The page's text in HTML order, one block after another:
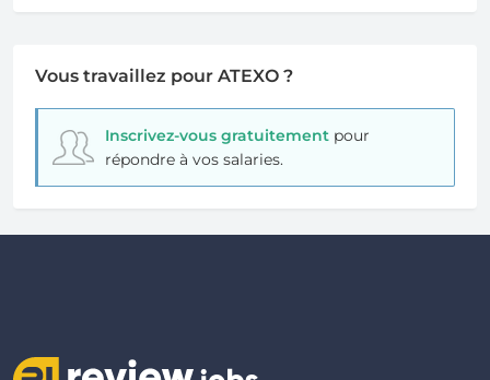
Vous travaillez pour ATEXO ?
Inscrivez-vous gratuitementpour
répondre à vos salaries.